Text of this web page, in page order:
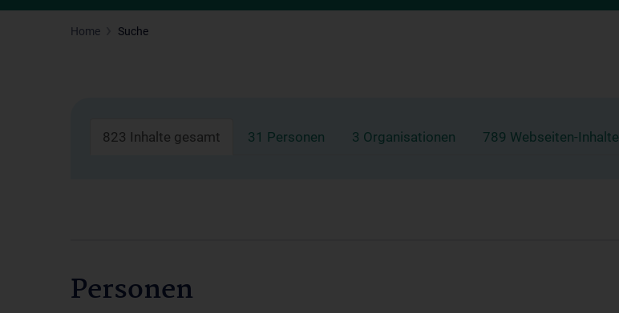
Home Suche
823 Inhalte gesamt 31 Personen 3 Organisationen 789 Webseiten-Inhalte
Personen